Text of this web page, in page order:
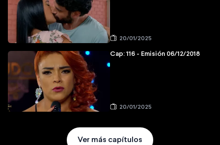
20/01/2025
Cap: 116 - Emisión 06/12/2018
20/01/2025
Ver más capítulos